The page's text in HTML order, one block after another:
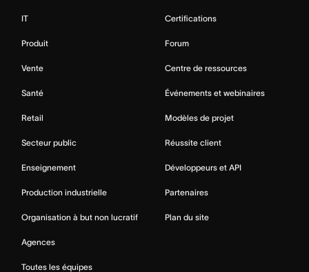
IT
Produit
Vente
Santé
Retail
Secteur public
Enseignement
Production industrielle
Organisation à but non lucratif
Agences
Toutes les équipes
Certifications
Forum
Centre de ressources
Événements et webinaires
Modèles de projet
Réussite client
Développeurs et API
Partenaires
Plan du site